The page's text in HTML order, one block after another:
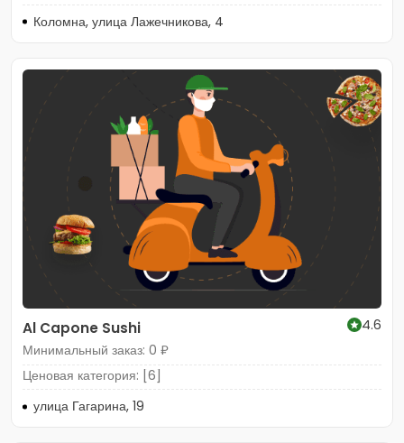
Коломна, улица Лажечникова, 4
Al Capone Sushi
4.6
Минимальный заказ: 0 ₽
Ценовая категория: [6]
улица Гагарина, 19